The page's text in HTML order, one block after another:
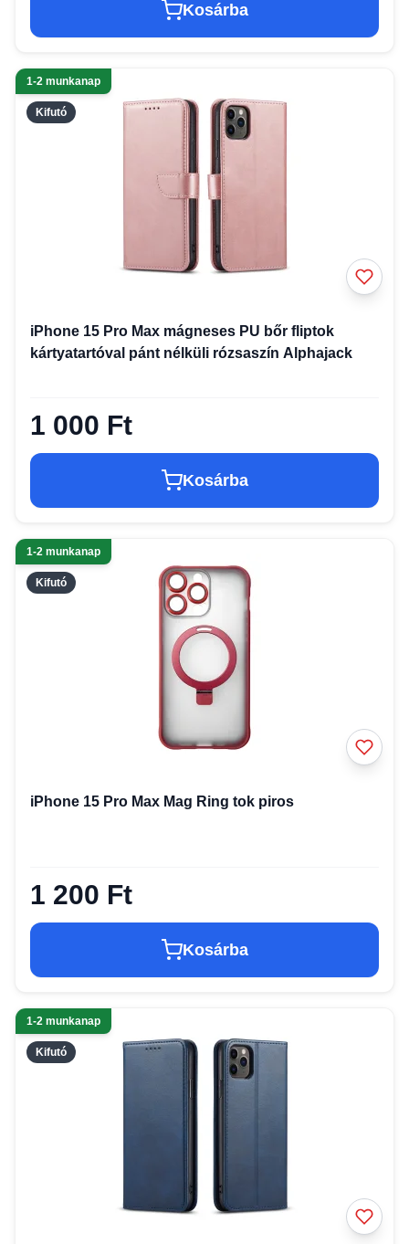
Kosárba
Kifutó
1-2 munkanap
iPhone 15 Pro Max mágneses PU bőr fliptok
kártyatartóval pánt nélküli rózsaszín Alphajack
1 000 Ft
Kosárba
Kifutó
1-2 munkanap
iPhone 15 Pro Max Mag Ring tok piros
1 200 Ft
Kosárba
Kifutó
1-2 munkanap